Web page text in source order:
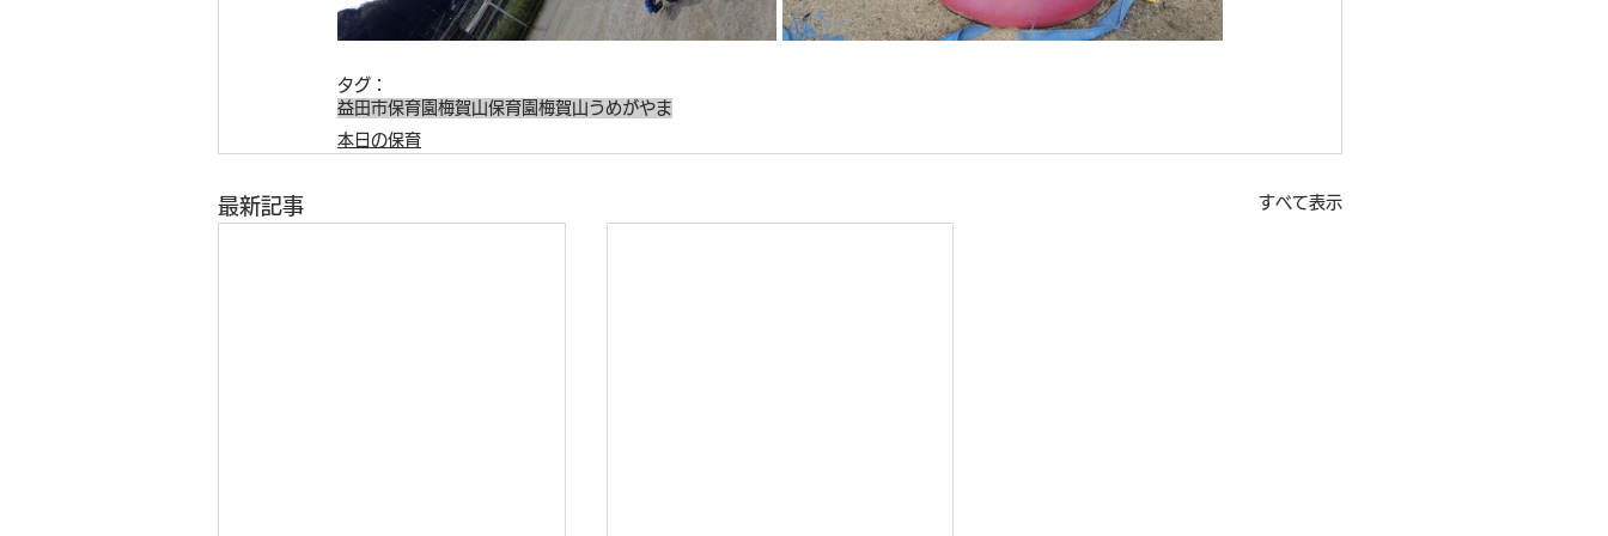
タグ：
益田市保育園 梅賀山保育園 梅賀山うめがやま
本日の保育
最新記事 すべて表示